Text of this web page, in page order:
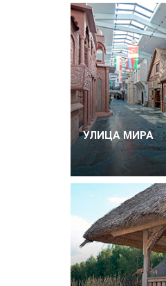
УЛИЦА МИРА